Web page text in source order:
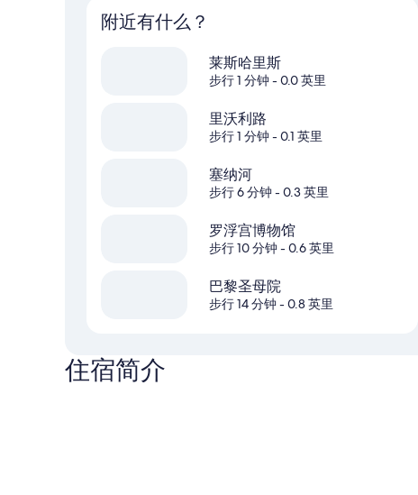
附近有什么？
莱斯哈里斯
步行 1 分钟- 0.0 英里
里沃利路
步行 1 分钟- 0.1 英里
塞纳河
步行 6 分钟- 0.3 英里
罗浮宫博物馆
步行 10 分钟- 0.6 英里
巴黎圣母院
步行 14 分钟- 0.8 英里
住宿简介